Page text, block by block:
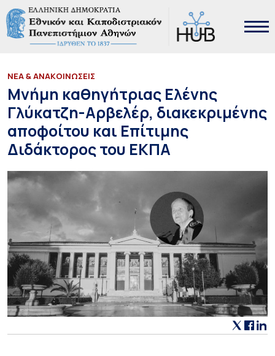
ΝΕΑ & ΑΝΑΚΟΙΝΩΣΕΙΣ
Μνήμη καθηγήτριας Ελένης
Γλύκατζη-Αρβελέρ, διακεκριμένης
αποφοίτου και Επίτιμης
Διδάκτορος του ΕΚΠΑ